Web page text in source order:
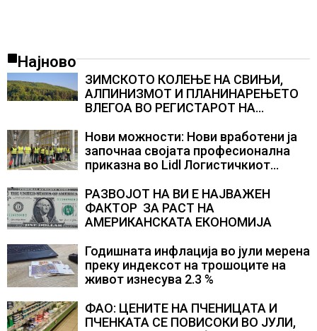
Најново
ЗИМСКОТО КОЛЕЊЕ НА СВИЊИ,
АЛПИНИЗМОТ И ПЛАНИНАРЕЊЕТО
ВЛЕГОА ВО РЕГИСТАРОТ НА
СЛОВЕНИЈА
Нови можности: Нови вработени ја
започнаа својата професионална
приказна во Lidl Логистичкиот
РАЗВОЈОТ НА ВИ Е НАЈВАЖЕН
ФАКТОР ЗА РАСТ НА
АМЕРИКАНСКАТА ЕКОНОМИЈА
Годишната инфлација во јули мерена
преку индексот на трошоците на
живот изнесува 2.3 %
ФАО: ЦЕНИТЕ НА ПЧЕНИЦАТА И
ПЧЕНКАТА СЕ ПОВИСОКИ ВО ЈУЛИ,